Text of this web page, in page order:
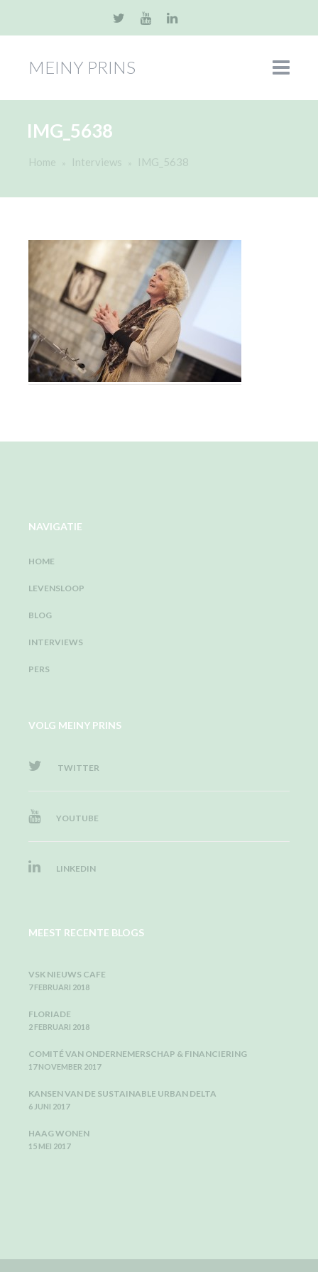
MEINY PRINS
IMG_5638
Home Interviews IMG_5638
NAVIGATIE
HOME
LEVENSLOOP
BLOG
INTERVIEWS
PERS
VOLG MEINY PRINS
TWITTER
YOUTUBE
LINKEDIN
MEEST RECENTE BLOGS
VSK NIEUWS CAFE
7 FEBRUARI 2018
FLORIADE
2 FEBRUARI 2018
COMITÉ VAN ONDERNEMERSCHAP & FINANCIERING
17 NOVEMBER 2017
KANSEN VAN DE SUSTAINABLE URBAN DELTA
6 JUNI 2017
HAAG WONEN
15 MEI 2017